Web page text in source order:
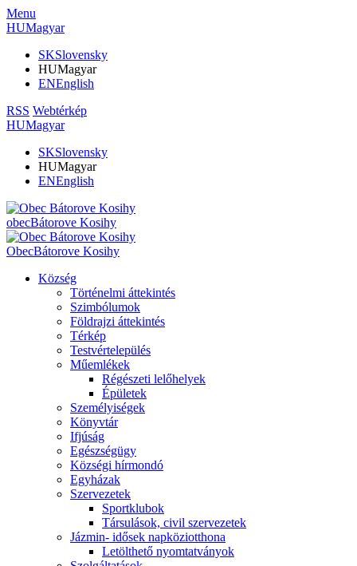
Menu
HUMagyar
SKSlovensky
HUMagyar
ENEnglish
RSS Webtérkép
HUMagyar
SKSlovensky
HUMagyar
ENEnglish
obecBátorove Kosihy
ObecBátorove Kosihy
Község
Történelmi áttekintés
Szimbólumok
Földrajzi áttekintés
Térkép
Testvértelepülés
Műemlékek
Régészeti lelőhelyek
Épületek
Személyiségek
Könyvtár
Ifjúság
Egészségügy
Községi hírmondó
Egyházak
Szervezetek
Sportklubok
Társulások, civil szervezetek
Jázmin- idősek napköziotthona
Letölthető nyomtatványok